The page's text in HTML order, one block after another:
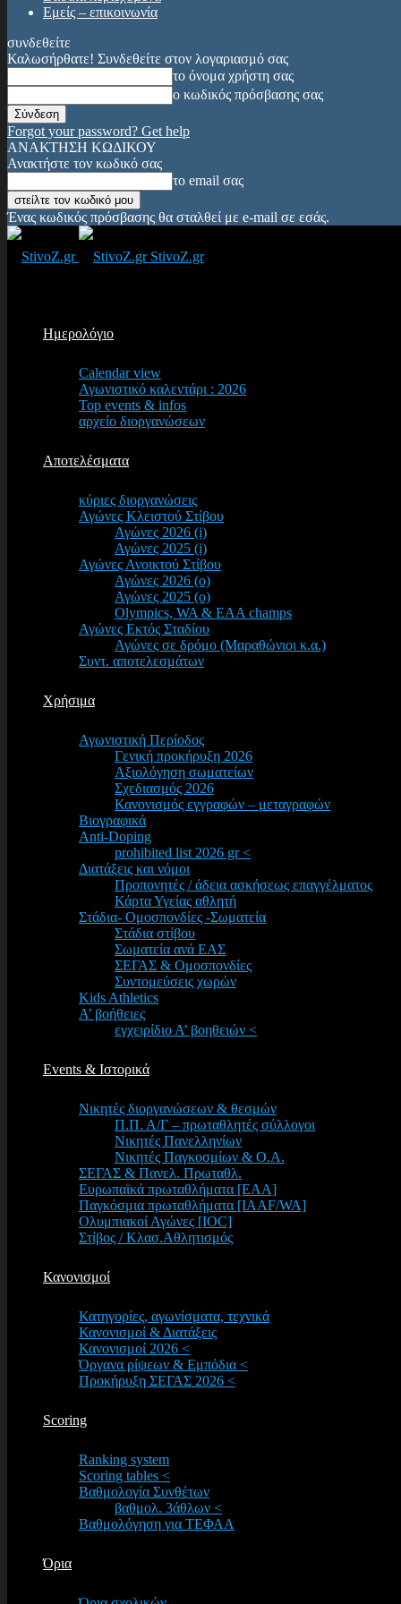
Εμείς – επικοινωνία
συνδεθείτε
Καλωσήρθατε! Συνδεθείτε στον λογαριασμό σας
το όνομα χρήστη σας
ο κωδικός πρόσβασης σας
Forgot your password? Get help
ΑΝΑΚΤΗΣΗ ΚΩΔΙΚΟΥ
Ανακτήστε τον κωδικό σας
το email σας
Ένας κωδικός πρόσβασης θα σταλθεί με e-mail σε εσάς.
StivoZ.gr
Ημερολόγιο
Calendar view
Αγωνιστικό καλεντάρι : 2026
Top events & infos
αρχείο διοργανώσεων
Αποτελέσματα
κύριες διοργανώσεις
Αγώνες Κλειστού Στίβου
Αγώνες 2026 (i)
Αγώνες 2025 (i)
Αγώνες Ανοικτού Στίβου
Αγώνες 2026 (o)
Αγώνες 2025 (o)
Olympics, WA & EAA champs
Αγώνες Εκτός Σταδίου
Αγώνες σε δρόμο (Μαραθώνιοι κ.α.)
Συντ. αποτελεσμάτων
Χρήσιμα
Αγωνιστική Περίοδος
Γενική προκήρυξη 2026
Αξιολόγηση σωματείων
Σχεδιασμός 2026
Κανονισμός εγγραφών – μεταγραφών
Βιογραφικά
Anti-Doping
prohibited list 2026 gr <
Διατάξεις και νόμοι
Προπονητές / άδεια ασκήσεως επαγγέλματος
Κάρτα Υγείας αθλητή
Στάδια- Ομοσπονδίες -Σωματεία
Στάδια στίβου
Σωματεία ανά ΕΑΣ
ΣΕΓΑΣ & Ομοσπονδίες
Συντομεύσεις χωρών
Kids Athletics
Α’ βοήθειες
εγχειρίδιο Α’ βοηθειών <
Events & Ιστορικά
Νικητές διοργανώσεων & θεσμών
Π.Π. Α/Γ – πρωταθλητές σύλλογοι
Νικητές Πανελληνίων
Νικητές Παγκοσμίων & Ο.Α.
ΣΕΓΑΣ & Πανελ. Πρωταθλ.
Ευρωπαϊκά πρωταθλήματα [EAA]
Παγκόσμια πρωταθλήματα [IAAF/WA]
Ολυμπιακοί Αγώνες [IOC]
Στίβος / Κλασ.Αθλητισμός
Κανονισμοί
Κατηγορίες, αγωνίσματα, τεχνικά
Κανονισμοί & Διατάξεις
Κανονισμοί 2026 <
Όργανα ρίψεων & Εμπόδια <
Προκήρυξη ΣΕΓΑΣ 2026 <
Scoring
Ranking system
Scoring tables <
Βαθμολογία Συνθέτων
βαθμολ. 3άθλων <
Βαθμολόγηση για ΤΕΦΑΑ
Όρια